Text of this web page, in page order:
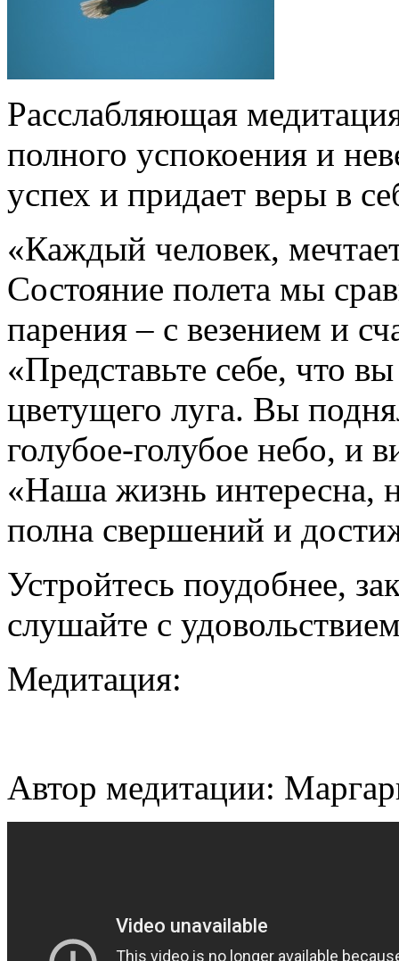
Расслабляющая
полного успокоения и
успех и придает веры в
«Каждый человек,
Состояние полета мы
парения – с везением и
«Представьте себе, что
цветущего луга. Вы
голубое-голубое небо, и
«Наша жизнь интересна,
полна свершений и
Устройтесь поудобнее,
слушайте с
Медитация:
Автор медитации: